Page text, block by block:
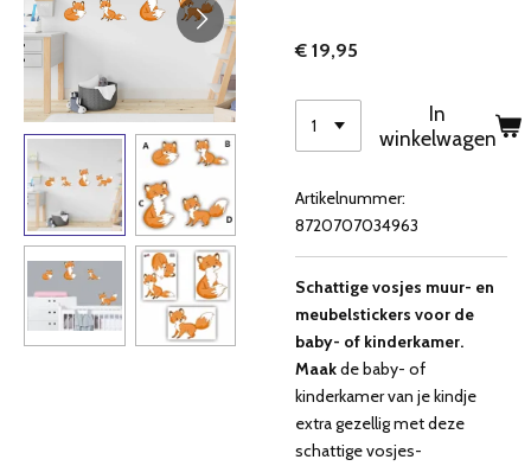
€ 19,95
In
winkelwagen
Artikelnummer:
8720707034963
Schattige vosjes muur- en
meubelstickers voor de
baby- of kinderkamer.
Maakde baby- of
kinderkamer van je kindje
extra gezellig met deze
schattige vosjes-